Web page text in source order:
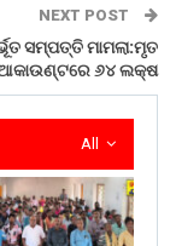
ଆଇନଜୀବୀ
NEXT POST
ସମ୍ପତ୍ତି ମାମଲା:ମୃତ
୬୪ ଲକ୍ଷ
All